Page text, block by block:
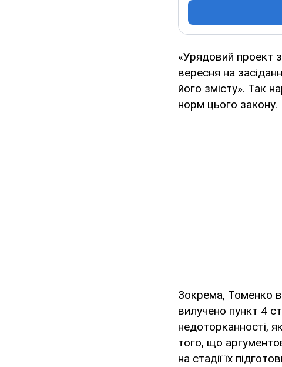
«Урядовий проект
вересня на
його змісту». Так
норм цього закону.
Зокрема, Томенко
вилучено пункт 4
недоторканності,
того, що
на стадії їх